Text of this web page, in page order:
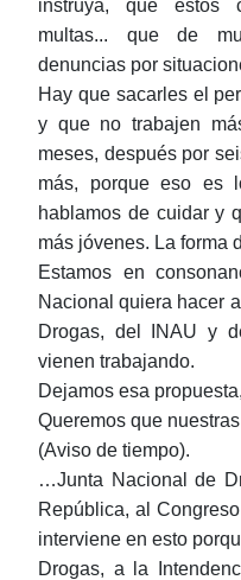
instruya, que estos
multas... que de
denuncias por
Hay que sacarles el
y que no trabajen
meses, después por
más, porque eso es
hablamos de cuidar y
más jóvenes. La forma
Estamos en
Nacional quiera hacer
Drogas, del INAU y
vienen trabajando.
Dejamos esa
Queremos que
(Aviso de tiempo).
…Junta Nacional de
República, al
interviene en esto
Drogas, a la